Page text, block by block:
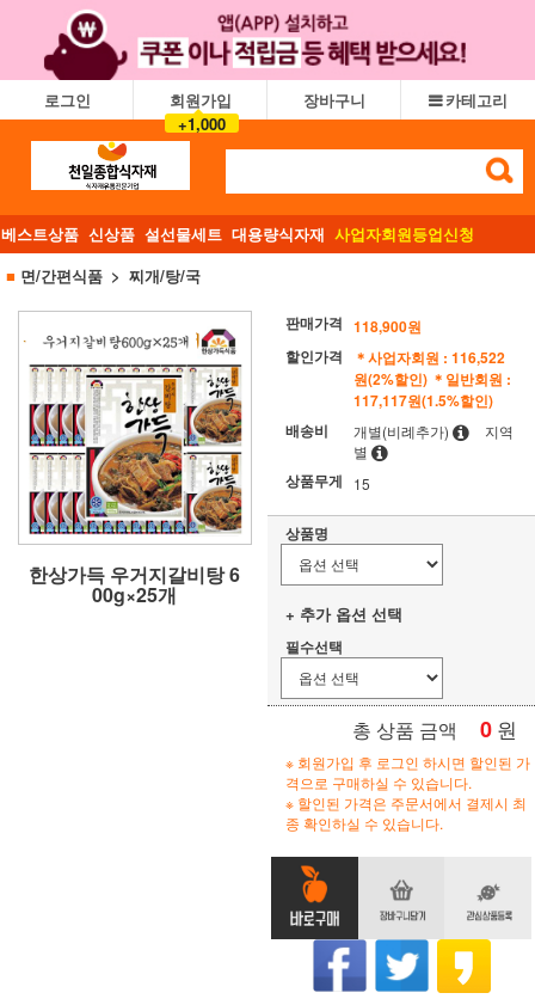
로그인
회원가입
+1,000
장바구니 카테고리
베스트상품 신상품 설선물세트 대용량식자재 사업자회원등업신청
■ 면/간편식품 찌개/탕/국
한상가득 우거지갈비탕 6
00g×25개
판매가격 118,900원
할인가격
＊사업자회원 : 116,522
원(2%할인) ＊일반회원 :
117,117원(1.5%할인)
배송비
개별(비례추가)
지역
별
상품무게 15
상품명
+ 추가 옵션 선택
필수선택
총 상품 금액 0 원
※ 회원가입 후 로그인 하시면 할인된 가
격으로 구매하실 수 있습니다.
※ 할인된 가격은 주문서에서 결제시 최
종 확인하실 수 있습니다.